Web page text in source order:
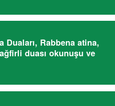
Duaları, Rabbena atina,
duası okunuşu ve